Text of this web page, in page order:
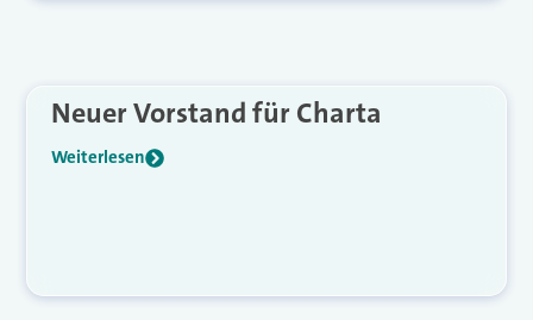
Neuer Vorstand für Charta
Weiterlesen